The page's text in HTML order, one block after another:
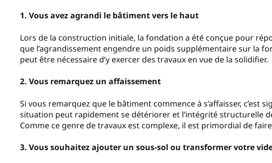
1. Vous avez agrandi le bâtiment vers le haut
Lors de la construction initiale, la fondation a été conçue pour
que l’agrandissement engendre un poids supplémentaire sur la
peut être nécessaire d’y exercer des travaux en vue de la solidifier.
2. Vous remarquez un affaissement
Si vous remarquez que le bâtiment commence à s’affaisser, c’est
situation peut rapidement se détériorer et l’intégrité structurelle
Comme ce genre de travaux est complexe, il est primordial de
3. Vous souhaitez ajouter un sous-sol ou transformer votre